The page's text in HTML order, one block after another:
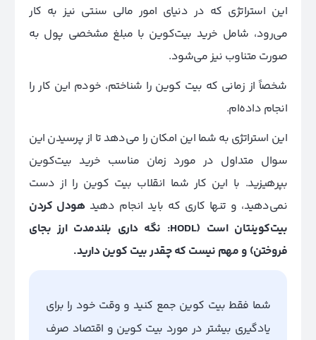
این استراتژی که در دنیای امور مالی سنتی نیز به کار
می‌رود، شامل خرید بیت‌کوین با مبلغ مشخصی پول به
صورت متناوب نیز می‌شود.
شخصاً از زمانی که بیت کوین را شناختم، خودم این کار را
انجام داده‌ام.
این استراتژی به شما این امکان را می‌دهد تا از پرسیدن این
سوال متداول در مورد زمان مناسب خرید بیت‌کوین
بپرهیزید. با این کار شما انقلاب بیت کوین را از دست
نمی‌دهید، و تنها کاری که باید انجام دهیدهودل کردن
بیت‌کوینتان است (HODL: نگه داری بلندمدت ارز بجای
فروختن) و مهم نیست که چقدر بیت کوین دارید.
شما فقط بیت کوین جمع کنید و وقت خود را برای
یادگیری بیشتر در مورد بیت کوین و اقتصاد صرف